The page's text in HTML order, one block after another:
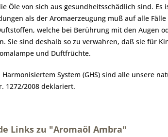
Öle von sich aus gesundheitsschädlich sind.
als der Aromaerzeugung muß auf alle
welche bei Berührung mit den Augen
Sie sind deshalb so zu verwahren, daß sie für
und Duftfrüchte.
Harmonisiertem System (GHS) sind alle unsere
1272/2008 deklariert.
Links zu "Aromaöl Ambra"